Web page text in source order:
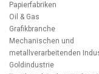
Papierfabriken
Oil & Gas
Grafikbranche
Mechanischen und
metallverarbeitenden
Goldindustrie